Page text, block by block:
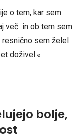
o tem, kar sem
več in ob tem sem
sem želel
doživel.«
bolje,